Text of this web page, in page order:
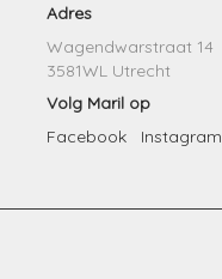
Adres
Wagendwarstraat 14
3581WL Utrecht
Volg Maril op
Facebook
Instagram